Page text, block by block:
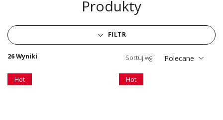
Produkty
FILTR
26 Wyniki Sortuj wg: Polecane
Hot Hot